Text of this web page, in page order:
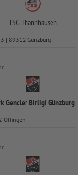
TSG Thannhausen
| 89312 Günzburg
Gencler Birligi Günzburg
Offingen